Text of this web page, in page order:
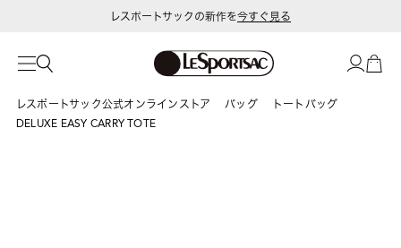
レスポートサックの新作を今すぐ見る
レスポートサック公式オンラインストア バッグ
トートバッグ
DELUXE EASY CARRY TOTE